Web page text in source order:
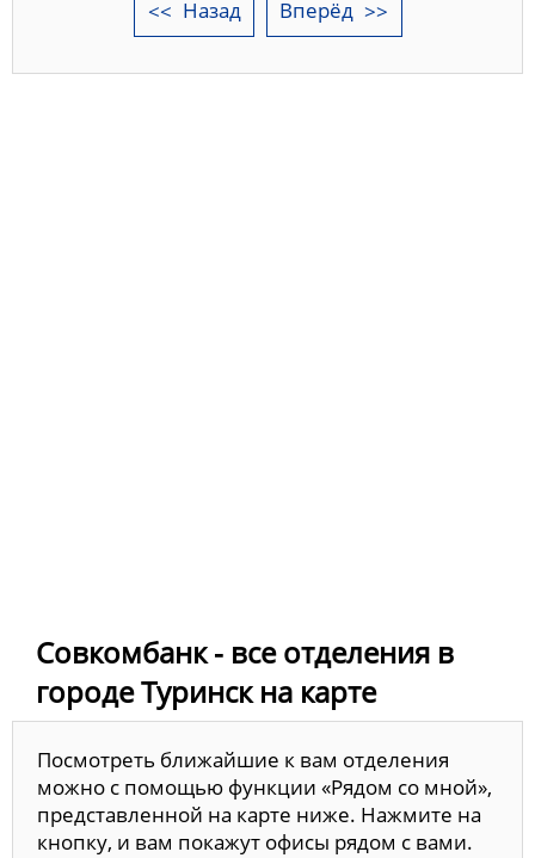
Назад Вперёд
Совкомбанк - все отделения в
городе Туринск на карте
Посмотреть ближайшие к вам отделения
можно с помощью функции «Рядом со мной»,
представленной на карте ниже. Нажмите на
кнопку, и вам покажут офисы рядом с вами.